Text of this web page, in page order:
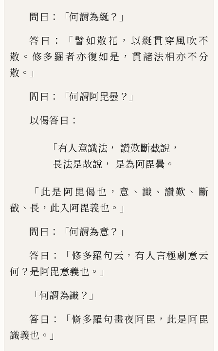
問曰 ： 「何謂為綖？」
答曰 ：「譬如散花 ， 以綖貫穿風吹不
散 。 修多羅者亦復如是 ， 貫諸法相亦不分
散 。」
問曰 ：「何謂阿毘曇 ？」
以偈答曰 ：
「有人意識法 ， 讚歎斷截說 ，
長法是故說 ， 是為阿毘曇 。
「此是阿毘偈也 ， 意 、 識 、讚歎 、 斷
截 、 長 ， 此入阿毘義也 。」
問曰 ：「何謂為意 ？」
答曰 ：「修多羅句云 ， 有人言極劇意云
何 ？ 是阿毘意義也 。」
「何謂為識 ？」
答曰 ：「脩多羅句畫夜阿毘 ， 此是阿毘
識義也 。」